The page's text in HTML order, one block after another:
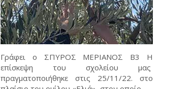
Γράφει ο ΣΠΥΡΟΣ ΜΕΡΙΑΝΟΣ Β3 Η
επίσκεψη του σχολείου μας
πραγματοποιήθηκε στις 25/11/22. στο